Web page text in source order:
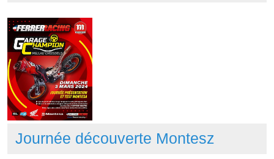
Journée découverte Montesz